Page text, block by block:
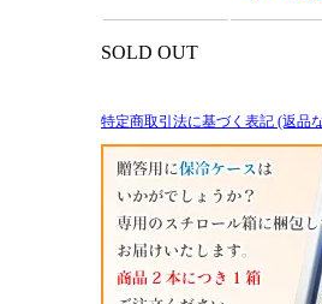
SOLD OUT
特定商取引法に基づく表記 (返品